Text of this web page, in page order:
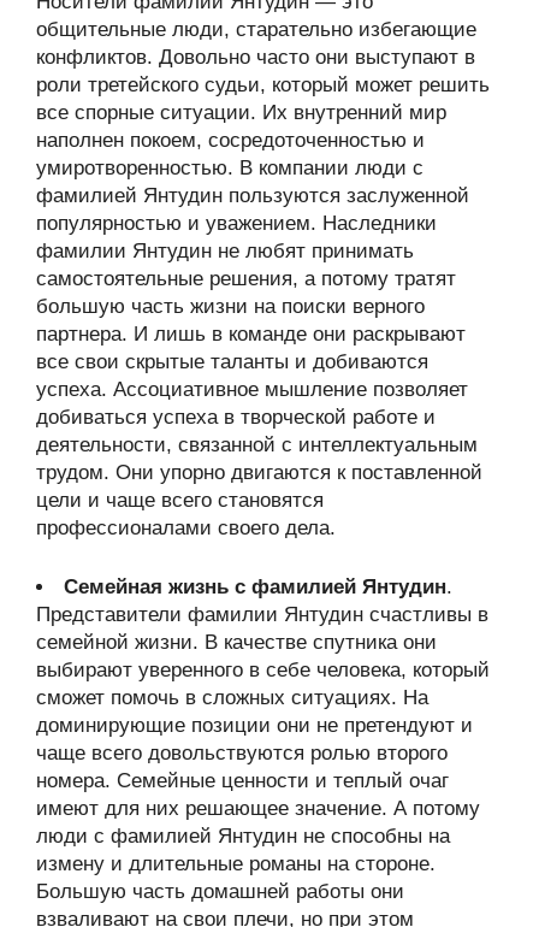
общительные люди, старательно избегающие
конфликтов. Довольно часто они выступают в
роли третейского судьи, который может решить
все спорные ситуации. Их внутренний мир
наполнен покоем, сосредоточенностью и
умиротворенностью. В компании люди с
фамилией Янтудин пользуются заслуженной
популярностью и уважением. Наследники
фамилии Янтудин не любят принимать
самостоятельные решения, а потому тратят
большую часть жизни на поиски верного
партнера. И лишь в команде они раскрывают
все свои скрытые таланты и добиваются
успеха. Ассоциативное мышление позволяет
добиваться успеха в творческой работе и
деятельности, связанной с интеллектуальным
трудом. Они упорно двигаются к поставленной
цели и чаще всего становятся
профессионалами своего дела.
Семейная жизнь с фамилией Янтудин.
Представители фамилии Янтудин счастливы в
семейной жизни. В качестве спутника они
выбирают уверенного в себе человека, который
сможет помочь в сложных ситуациях. На
доминирующие позиции они не претендуют и
чаще всего довольствуются ролью второго
номера. Семейные ценности и теплый очаг
имеют для них решающее значение. А потому
люди с фамилией Янтудин не способны на
измену и длительные романы на стороне.
Большую часть домашней работы они
взваливают на свои плечи, но при этом